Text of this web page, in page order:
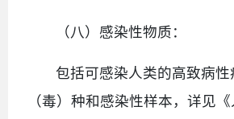
（八）感染性物质：
包括可感染人类的高致病
（毒）种和感染性样本，详见